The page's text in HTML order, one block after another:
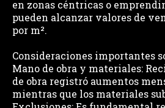
en zonas céntricas o
pueden alcanzar valores de
por m².
Consideraciones importantes
Mano de obra y materiales:
de obra registró aumentos
mientras que los materiales